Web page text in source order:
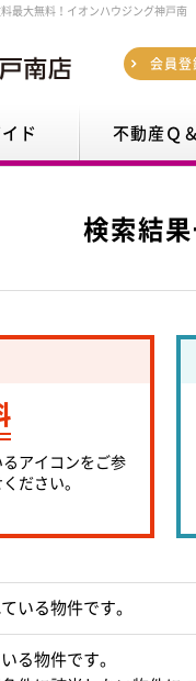
最大無料！イオンハウジング神戸南
会員登
ド 不動産Ｑ
検索結
アイコンをご参
ださい。
いる物件です。
る物件です。